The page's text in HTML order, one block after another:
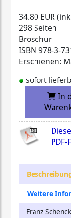
34.80 EUR
298 Seiten
Broschur
ISBN 978-3-
Erschienen:
sofort
In den
Weitere
Franz